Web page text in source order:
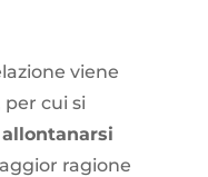
viene
per cui si
allontanarsi
ragione